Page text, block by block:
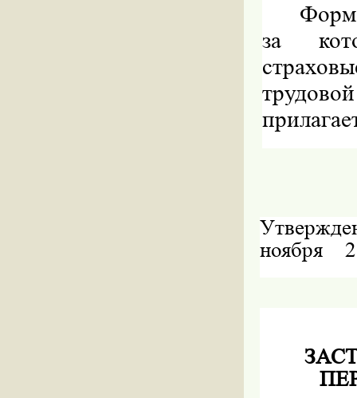
за
ноября